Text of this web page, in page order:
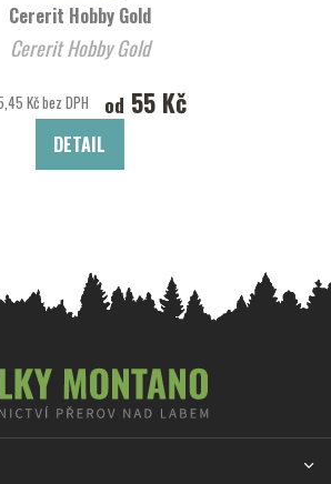
Cererit Hobby Gold
Cererit Hobby Gold
Kč bez DPH od 55 Kč
DETAIL